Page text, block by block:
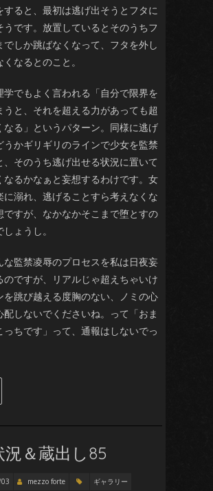
すると、最初は逃げ出そうとフタに
うです。放置しているとそのうちフ
でしか跳ばなくなって、フタを外し
なるとのこと。
学でもよく言われる「自分で限界を
うと、それを超える力があっても超
なる」というパターン。同様に逃げ
うかギリギリのラインで少女を監禁
、そのうち逃げ出せる状況に置いて
なるかなぁと妄想するわけです。女
に溺れ、逃げることすら考えなくな
ですが、なかなかそこまで堕とすの
ょうし。
な監禁凌辱のプロセスを私は日夜妄
のですが、リアルじゃ超えちゃいけ
を跳び越える度胸のない、ノミの心
配しないでくださいね。って「おま
っちです」って、通報はしないでっ
況＆蔵出し85
mezzo forte
ギャラリー